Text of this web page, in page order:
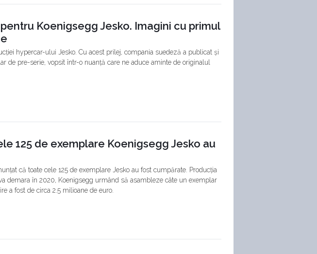
Koenigsegg Jesko. Imagini cu primul
hypercar-ului Jesko. Cu acest prilej, compania suedeză a publicat și
de pre-serie, vopsit într-o nuanță care ne aduce aminte de originalul
125 de exemplare Koenigsegg Jesko au
că toate cele 125 de exemplare Jesko au fost cumpărate. Producția
demara în 2020, Koenigsegg urmând să asambleze câte un exemplar
a fost de circa 2.5 milioane de euro.